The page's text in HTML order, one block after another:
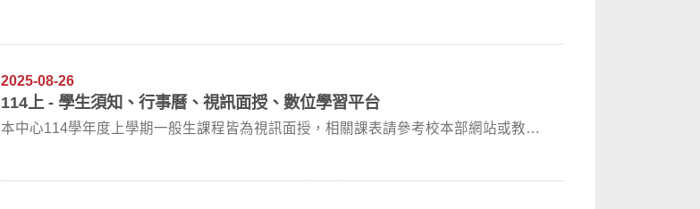
2025-08-26
114上 - 學生須知、行事曆、視訊面授、數位學習平台
本中心114學年度上學期一般生課程皆為視訊面授，相關課表請參考校本部網站或教務